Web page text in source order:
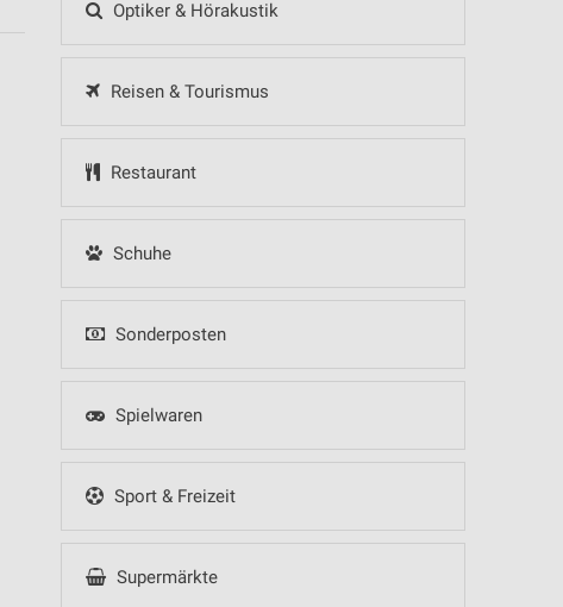
Optiker & Hörakustik
Reisen & Tourismus
Restaurant
Schuhe
Sonderposten
Spielwaren
Sport & Freizeit
Supermärkte